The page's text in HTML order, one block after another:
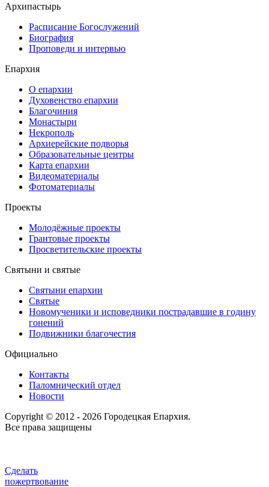
Архипастырь
Расписание Богослужений
Биография
Проповеди и интервью
Епархия
О епархии
Духовенство епархии
Благочиния
Монастыри
Некрополь
Архиерейские подворья
Образовательные центры
Карта епархии
Видеоматериалы
Фотоматериалы
Проекты
Молодёжные проекты
Грантовые проекты
Просветительские проекты
Святыни и святые
Святыни епархии
Святые
Новомученики и исповедники пострадавшие в годину
гонений
Подвижники благочестия
Официально
Контакты
Паломнический отдел
Новости
Copyright © 2012 - 2026 Городецкая Епархия.
Все права защищены
Сделать
пожертвование